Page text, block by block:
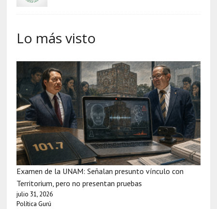
Lo más visto
Examen de la UNAM: Señalan presunto vínculo con
Territorium, pero no presentan pruebas
julio 31, 2026
Política Gurú